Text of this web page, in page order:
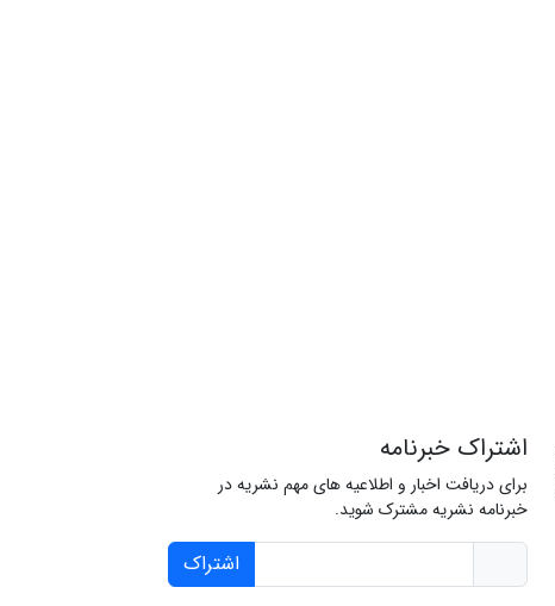
اشتراک خبرنامه
برای دریافت اخبار و اطلاعیه های مهم نشریه در
خبرنامه نشریه مشترک شوید.
اشتراک